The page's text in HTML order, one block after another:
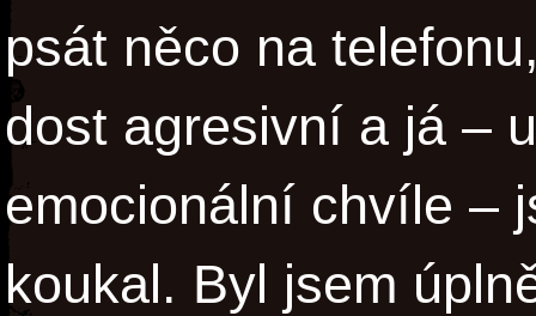
psát něco na
dost agresivní a já –
emocionální chvíle –
koukal. Byl jsem